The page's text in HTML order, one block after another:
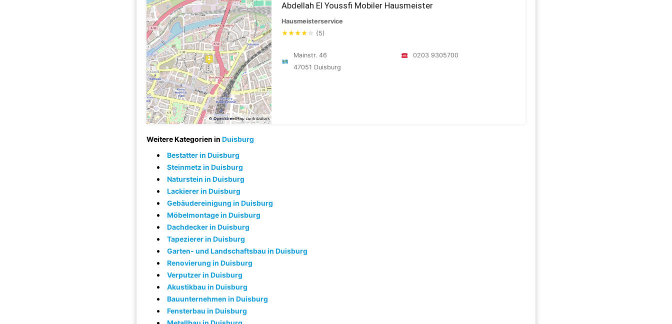
Abdellah El Youssfi Mobiler Hausmeister
Hausmeisterservice
★★★★ ☆ (5)
Mainstr. 46
47051 Duisburg
0203 9305700
Weitere Kategorien in Duisburg
Bestatter in Duisburg
Steinmetz in Duisburg
Naturstein in Duisburg
Lackierer in Duisburg
Gebäudereinigung in Duisburg
Möbelmontage in Duisburg
Dachdecker in Duisburg
Tapezierer in Duisburg
Garten- und Landschaftsbau in Duisburg
Renovierung in Duisburg
Verputzer in Duisburg
Akustikbau in Duisburg
Bauunternehmen in Duisburg
Fensterbau in Duisburg